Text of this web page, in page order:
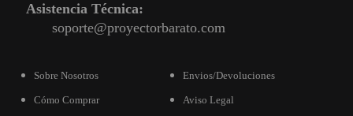
Asistencia Técnica:
soporte@proyectorbarato.com
Sobre Nosotros
Cómo Comprar
Envios/Devoluciones
Aviso Legal